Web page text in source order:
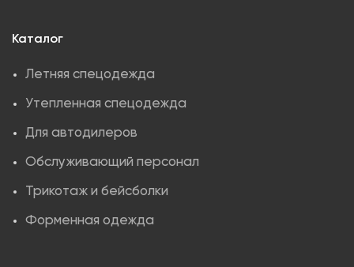
Каталог
Летняя спецодежда
Утепленная спецодежда
Для автодилеров
Обслуживающий персонал
Трикотаж и бейсболки
Форменная одежда